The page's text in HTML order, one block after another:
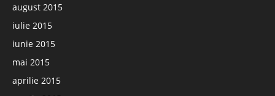
august 2015
iulie 2015
iunie 2015
mai 2015
aprilie 2015